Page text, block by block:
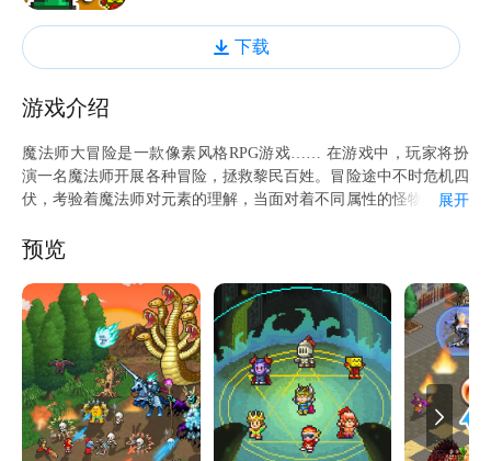
下载
游戏介绍
魔法师大冒险是一款像素风格RPG游戏…… 在游戏中，玩家将扮
演一名魔法师开展各种冒险，拯救黎民百姓。冒险途中不时危机四
伏，考验着魔法师对元素的理解，当面对着不同属性的怪物时，有
你的征程带来极大的助力
展开
预览